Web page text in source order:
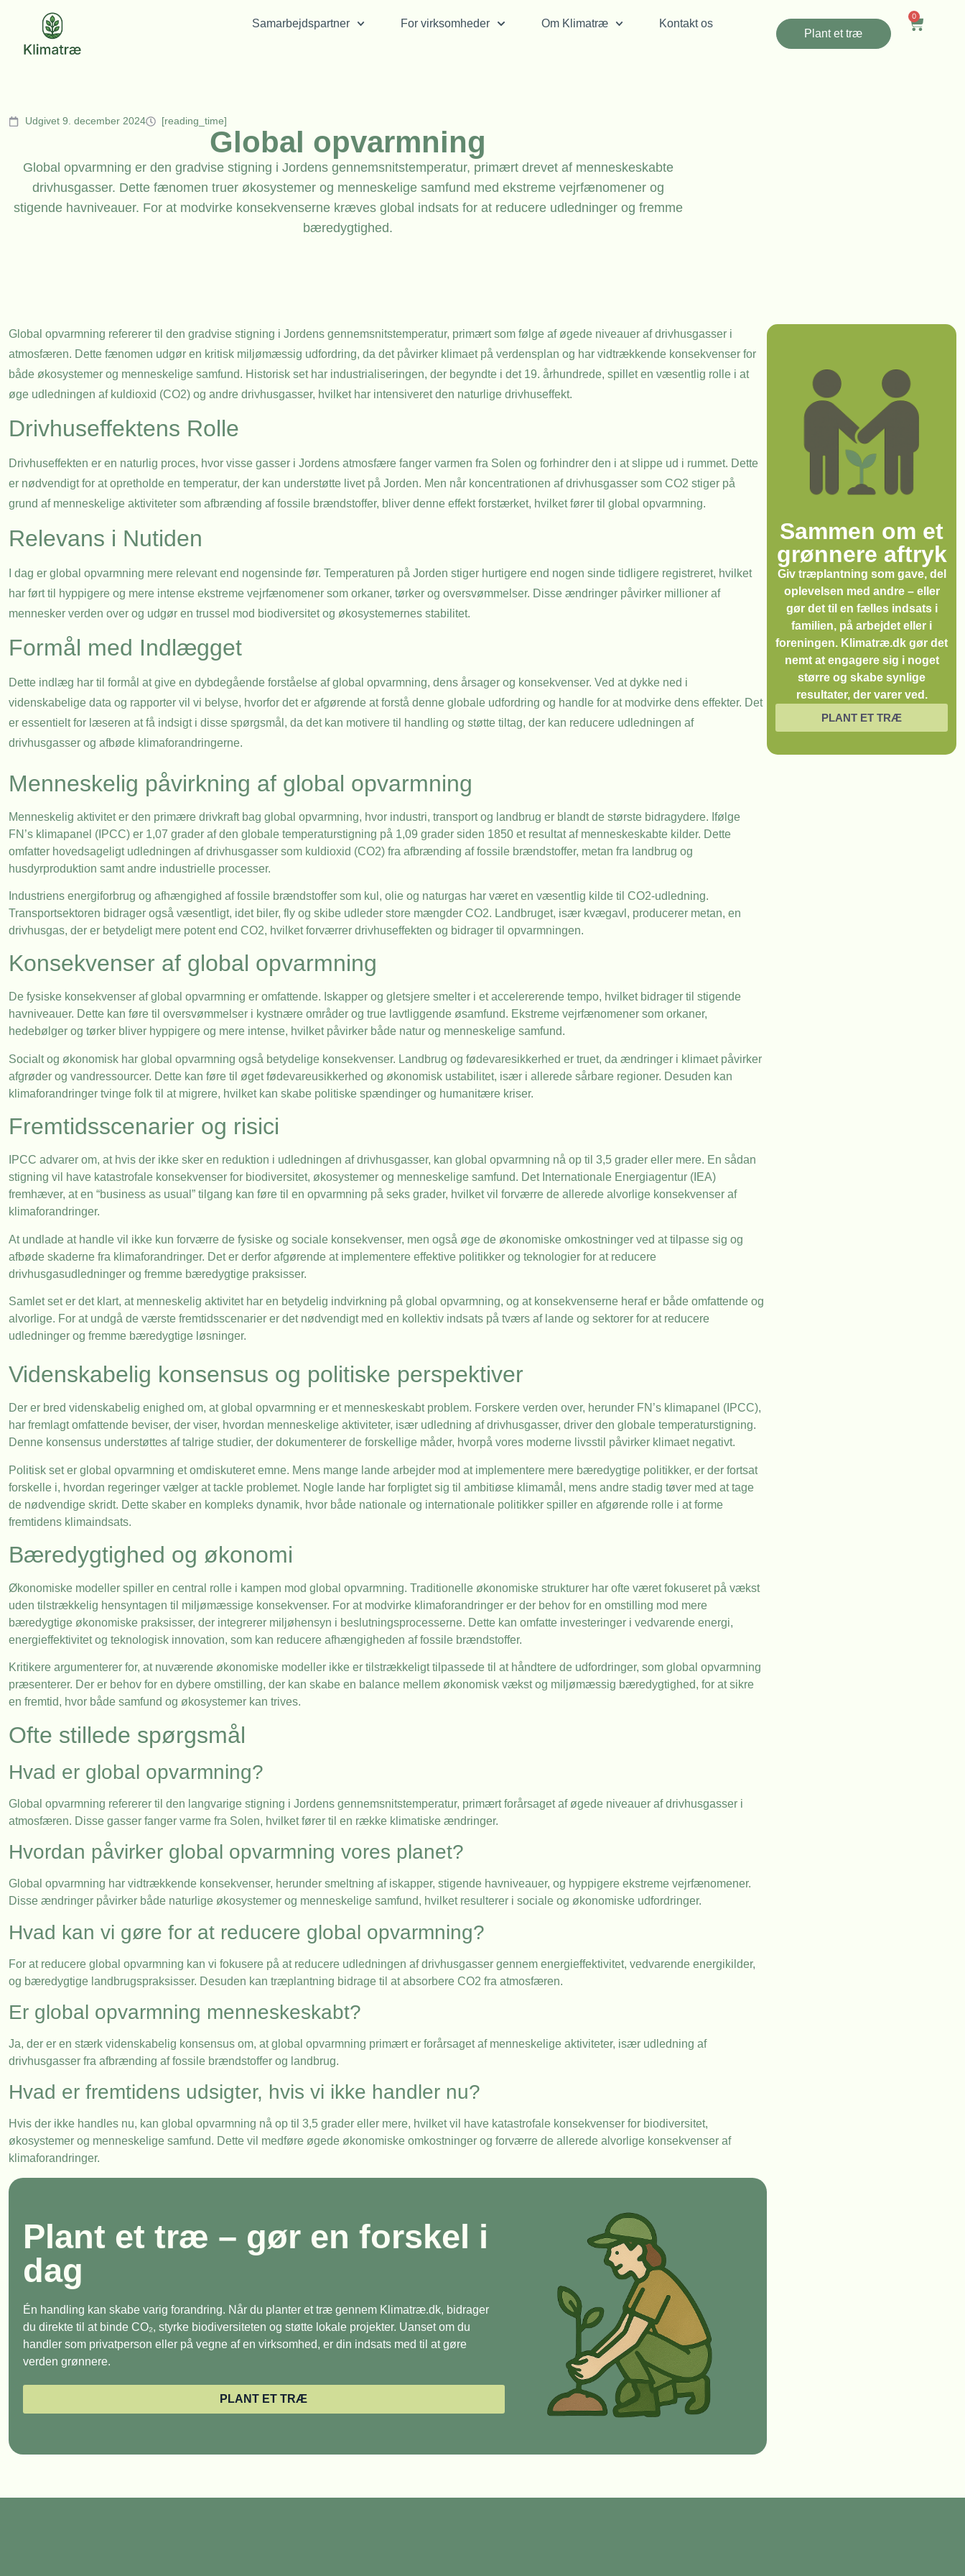
Samarbejdspartner For virksomheder Om Klimatræ
Kontakt os
Plant et træ
0
Udgivet 9. december 2024 [reading_time]
Global opvarmning
Global opvarmning er den gradvise stigning i Jordens gennemsnitstemperatur, primært drevet af menneskeskabte
drivhusgasser. Dette fænomen truer økosystemer og menneskelige samfund med ekstreme vejrfænomener og
stigende havniveauer. For at modvirke konsekvenserne kræves global indsats for at reducere udledninger og fremme
bæredygtighed.
Global opvarmning refererer til den gradvise stigning i Jordens gennemsnitstemperatur, primært som følge af øgede niveauer af drivhusgasser i
atmosfæren. Dette fænomen udgør en kritisk miljømæssig udfordring, da det påvirker klimaet på verdensplan og har vidtrækkende konsekvenser for
både økosystemer og menneskelige samfund. Historisk set har industrialiseringen, der begyndte i det 19. århundrede, spillet en væsentlig rolle i at
øge udledningen af kuldioxid (CO2) og andre drivhusgasser, hvilket har intensiveret den naturlige drivhuseffekt.
Drivhuseffektens Rolle
Drivhuseffekten er en naturlig proces, hvor visse gasser i Jordens atmosfære fanger varmen fra Solen og forhindrer den i at slippe ud i rummet. Dette
er nødvendigt for at opretholde en temperatur, der kan understøtte livet på Jorden. Men når koncentrationen af drivhusgasser som CO2 stiger på
grund af menneskelige aktiviteter som afbrænding af fossile brændstoffer, bliver denne effekt forstærket, hvilket fører til global opvarmning.
Relevans i Nutiden
I dag er global opvarmning mere relevant end nogensinde før. Temperaturen på Jorden stiger hurtigere end nogen sinde tidligere registreret, hvilket
har ført til hyppigere og mere intense ekstreme vejrfænomener som orkaner, tørker og oversvømmelser. Disse ændringer påvirker millioner af
mennesker verden over og udgør en trussel mod biodiversitet og økosystemernes stabilitet.
Formål med Indlægget
Dette indlæg har til formål at give en dybdegående forståelse af global opvarmning, dens årsager og konsekvenser. Ved at dykke ned i
videnskabelige data og rapporter vil vi belyse, hvorfor det er afgørende at forstå denne globale udfordring og handle for at modvirke dens effekter. Det
er essentielt for læseren at få indsigt i disse spørgsmål, da det kan motivere til handling og støtte tiltag, der kan reducere udledningen af
drivhusgasser og afbøde klimaforandringerne.
Menneskelig påvirkning af global opvarmning
Menneskelig aktivitet er den primære drivkraft bag global opvarmning, hvor industri, transport og landbrug er blandt de største bidragydere. Ifølge
FN’s klimapanel (IPCC) er 1,07 grader af den globale temperaturstigning på 1,09 grader siden 1850 et resultat af menneskeskabte kilder. Dette
omfatter hovedsageligt udledningen af drivhusgasser som kuldioxid (CO2) fra afbrænding af fossile brændstoffer, metan fra landbrug og
husdyrproduktion samt andre industrielle processer.
Industriens energiforbrug og afhængighed af fossile brændstoffer som kul, olie og naturgas har været en væsentlig kilde til CO2-udledning.
Transportsektoren bidrager også væsentligt, idet biler, fly og skibe udleder store mængder CO2. Landbruget, især kvægavl, producerer metan, en
drivhusgas, der er betydeligt mere potent end CO2, hvilket forværrer drivhuseffekten og bidrager til opvarmningen.
Konsekvenser af global opvarmning
De fysiske konsekvenser af global opvarmning er omfattende. Iskapper og gletsjere smelter i et accelererende tempo, hvilket bidrager til stigende
havniveauer. Dette kan føre til oversvømmelser i kystnære områder og true lavtliggende øsamfund. Ekstreme vejrfænomener som orkaner,
hedebølger og tørker bliver hyppigere og mere intense, hvilket påvirker både natur og menneskelige samfund.
Socialt og økonomisk har global opvarmning også betydelige konsekvenser. Landbrug og fødevaresikkerhed er truet, da ændringer i klimaet påvirker
afgrøder og vandressourcer. Dette kan føre til øget fødevareusikkerhed og økonomisk ustabilitet, især i allerede sårbare regioner. Desuden kan
klimaforandringer tvinge folk til at migrere, hvilket kan skabe politiske spændinger og humanitære kriser.
Fremtidsscenarier og risici
IPCC advarer om, at hvis der ikke sker en reduktion i udledningen af drivhusgasser, kan global opvarmning nå op til 3,5 grader eller mere. En sådan
stigning vil have katastrofale konsekvenser for biodiversitet, økosystemer og menneskelige samfund. Det Internationale Energiagentur (IEA)
fremhæver, at en “business as usual” tilgang kan føre til en opvarmning på seks grader, hvilket vil forværre de allerede alvorlige konsekvenser af
klimaforandringer.
At undlade at handle vil ikke kun forværre de fysiske og sociale konsekvenser, men også øge de økonomiske omkostninger ved at tilpasse sig og
afbøde skaderne fra klimaforandringer. Det er derfor afgørende at implementere effektive politikker og teknologier for at reducere
drivhusgasudledninger og fremme bæredygtige praksisser.
Samlet set er det klart, at menneskelig aktivitet har en betydelig indvirkning på global opvarmning, og at konsekvenserne heraf er både omfattende og
alvorlige. For at undgå de værste fremtidsscenarier er det nødvendigt med en kollektiv indsats på tværs af lande og sektorer for at reducere
udledninger og fremme bæredygtige løsninger.
Videnskabelig konsensus og politiske perspektiver
Der er bred videnskabelig enighed om, at global opvarmning er et menneskeskabt problem. Forskere verden over, herunder FN’s klimapanel (IPCC),
har fremlagt omfattende beviser, der viser, hvordan menneskelige aktiviteter, især udledning af drivhusgasser, driver den globale temperaturstigning.
Denne konsensus understøttes af talrige studier, der dokumenterer de forskellige måder, hvorpå vores moderne livsstil påvirker klimaet negativt.
Politisk set er global opvarmning et omdiskuteret emne. Mens mange lande arbejder mod at implementere mere bæredygtige politikker, er der fortsat
forskelle i, hvordan regeringer vælger at tackle problemet. Nogle lande har forpligtet sig til ambitiøse klimamål, mens andre stadig tøver med at tage
de nødvendige skridt. Dette skaber en kompleks dynamik, hvor både nationale og internationale politikker spiller en afgørende rolle i at forme
fremtidens klimaindsats.
Bæredygtighed og økonomi
Økonomiske modeller spiller en central rolle i kampen mod global opvarmning. Traditionelle økonomiske strukturer har ofte været fokuseret på vækst
uden tilstrækkelig hensyntagen til miljømæssige konsekvenser. For at modvirke klimaforandringer er der behov for en omstilling mod mere
bæredygtige økonomiske praksisser, der integrerer miljøhensyn i beslutningsprocesserne. Dette kan omfatte investeringer i vedvarende energi,
energieffektivitet og teknologisk innovation, som kan reducere afhængigheden af fossile brændstoffer.
Kritikere argumenterer for, at nuværende økonomiske modeller ikke er tilstrækkeligt tilpassede til at håndtere de udfordringer, som global opvarmning
præsenterer. Der er behov for en dybere omstilling, der kan skabe en balance mellem økonomisk vækst og miljømæssig bæredygtighed, for at sikre
en fremtid, hvor både samfund og økosystemer kan trives.
Ofte stillede spørgsmål
Hvad er global opvarmning?
Global opvarmning refererer til den langvarige stigning i Jordens gennemsnitstemperatur, primært forårsaget af øgede niveauer af drivhusgasser i
atmosfæren. Disse gasser fanger varme fra Solen, hvilket fører til en række klimatiske ændringer.
Hvordan påvirker global opvarmning vores planet?
Global opvarmning har vidtrækkende konsekvenser, herunder smeltning af iskapper, stigende havniveauer, og hyppigere ekstreme vejrfænomener.
Disse ændringer påvirker både naturlige økosystemer og menneskelige samfund, hvilket resulterer i sociale og økonomiske udfordringer.
Hvad kan vi gøre for at reducere global opvarmning?
For at reducere global opvarmning kan vi fokusere på at reducere udledningen af drivhusgasser gennem energieffektivitet, vedvarende energikilder,
og bæredygtige landbrugspraksisser. Desuden kan træplantning bidrage til at absorbere CO2 fra atmosfæren.
Er global opvarmning menneskeskabt?
Ja, der er en stærk videnskabelig konsensus om, at global opvarmning primært er forårsaget af menneskelige aktiviteter, især udledning af
drivhusgasser fra afbrænding af fossile brændstoffer og landbrug.
Hvad er fremtidens udsigter, hvis vi ikke handler nu?
Hvis der ikke handles nu, kan global opvarmning nå op til 3,5 grader eller mere, hvilket vil have katastrofale konsekvenser for biodiversitet,
økosystemer og menneskelige samfund. Dette vil medføre øgede økonomiske omkostninger og forværre de allerede alvorlige konsekvenser af
klimaforandringer.
Plant et træ – gør en forskel i
dag
Én handling kan skabe varig forandring. Når du planter et træ gennem Klimatræ.dk, bidrager
du direkte til at binde CO₂, styrke biodiversiteten og støtte lokale projekter. Uanset om du
handler som privatperson eller på vegne af en virksomhed, er din indsats med til at gøre
verden grønnere.
PLANT ET TRÆ
Sammen om et
grønnere aftryk
Giv træplantning som gave, del
oplevelsen med andre – eller
gør det til en fælles indsats i
familien, på arbejdet eller i
foreningen. Klimatræ.dk gør det
nemt at engagere sig i noget
større og skabe synlige
resultater, der varer ved.
PLANT ET TRÆ